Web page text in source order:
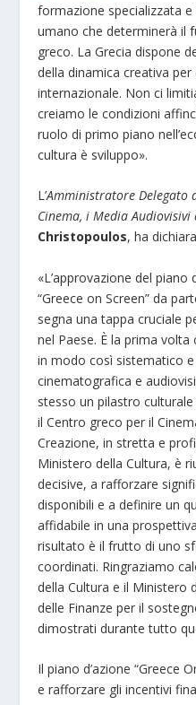
formazione specializzata
umano che determinerà il
greco. La Grecia dispone
della dinamica creativa
internazionale. Non ci
creiamo le condizioni
ruolo di primo piano
cultura è sviluppo».
L’Amministratore Delegato
Cinema, i Media Audiovisivi
Christopoulos, ha
«L’approvazione del piano
“Greece on Screen” da
segna una tappa cruciale
nel Paese. È la prima
in modo così sistematico e
cinematografica e
stesso un pilastro
il Centro greco per il
Creazione, in stretta e
Ministero della Cultura, è
decisive, a rafforzare
disponibili e a definire un
affidabile in una
risultato è il frutto di uno
coordinati. Ringraziamo
della Cultura e il Ministero
delle Finanze per il
dimostrati durante tutto
Il piano d’azione “Greece
e rafforzare gli incentivi